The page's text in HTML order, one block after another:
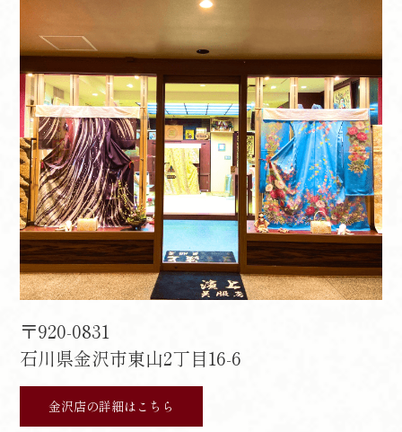
〒920-0831
石川県金沢市東山2丁目16-6
金沢店の詳細はこちら